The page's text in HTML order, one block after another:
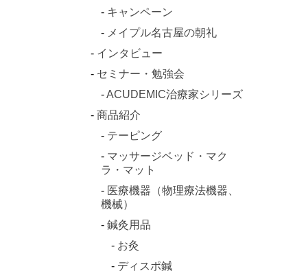
キャンペーン
メイプル名古屋の朝礼
インタビュー
セミナー・勉強会
ACUDEMIC治療家シリーズ
商品紹介
テーピング
マッサージベッド・マク
ラ・マット
医療機器（物理療法機器、
機械）
鍼灸用品
お灸
ディスポ鍼